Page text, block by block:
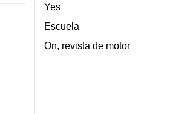
Yes
Escuela
On, revista de motor